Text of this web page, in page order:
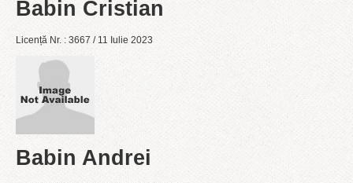
Babin Cristian
Licență Nr. : 3667 / 11 Iulie 2023
Babin Andrei